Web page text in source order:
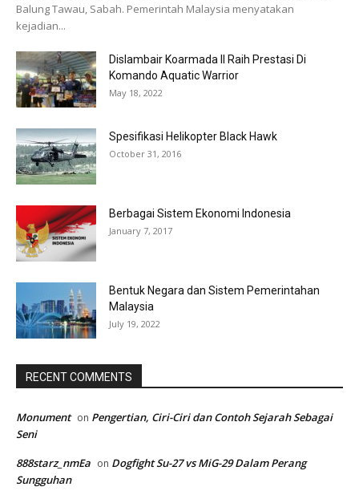
Balung Tawau, Sabah. Pemerintah Malaysia menyatakan
kejadian...
Dislambair Koarmada II Raih Prestasi Di
Komando Aquatic Warrior
May 18, 2022
Spesifikasi Helikopter Black Hawk
October 31, 2016
Berbagai Sistem Ekonomi Indonesia
January 7, 2017
Bentuk Negara dan Sistem Pemerintahan
Malaysia
July 19, 2022
RECENT COMMENTS
Monument on Pengertian, Ciri-Ciri dan Contoh Sejarah Sebagai
Seni
888starz_nmEa on Dogfight Su-27 vs MiG-29 Dalam Perang
Sungguhan